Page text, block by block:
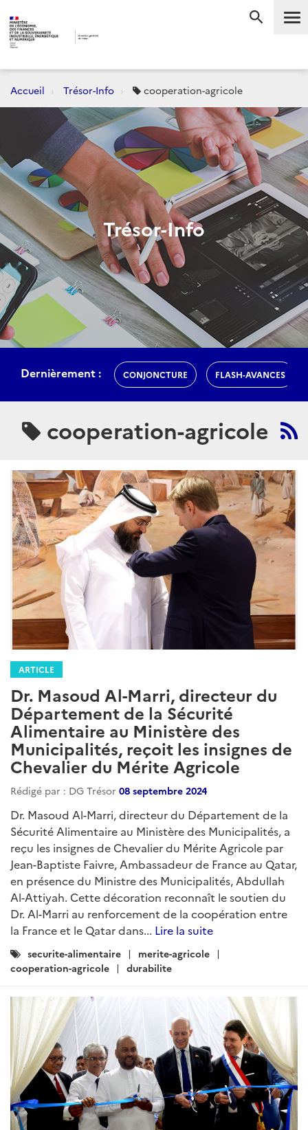
Accueil Trésor-Info cooperation-agricole
Trésor-Info
Dernièrement : CONJONCTURE FLASH-AVANCES
cooperation-agricole
ARTICLE
Dr. Masoud Al-Marri, directeur du
Département de la Sécurité
Alimentaire au Ministère des
Municipalités, reçoit les insignes de
Chevalier du Mérite Agricole
Rédigé par : DG Trésor 08 septembre 2024
Dr. Masoud Al-Marri, directeur du Département de la
Sécurité Alimentaire au Ministère des Municipalités, a
reçu les insignes de Chevalier du Mérite Agricole par
Jean-Baptiste Faivre, Ambassadeur de France au Qatar,
en présence du Ministre des Municipalités, Abdullah
Al-Attiyah. Cette décoration reconnaît le soutien du
Dr. Al-Marri au renforcement de la coopération entre
la France et le Qatar dans... Lire la suite
Catégories
:
securite-alimentaire
merite-agricole
cooperation-agricole
durabilite